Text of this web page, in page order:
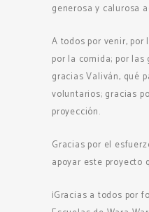
generosa y calurosa
A todos por venir,
por la comida; por las
gracias Valiván, qué
voluntarios; gracias
proyección.
Gracias por el
apoyar este proyecto
¡Gracias a todos por